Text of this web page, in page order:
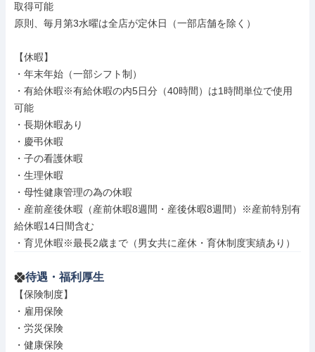
取得可能
原則、毎月第3水曜は全店が定休日（一部店舗を除く）
【休暇】
・年末年始（一部シフト制）
・有給休暇※有給休暇の内5日分（40時間）は1時間単位で使用
可能
・長期休暇あり
・慶弔休暇
・子の看護休暇
・生理休暇
・母性健康管理の為の休暇
・産前産後休暇（産前休暇8週間・産後休暇8週間）※産前特別有
給休暇14日間含む
・育児休暇※最長2歳まで（男女共に産休・育休制度実績あり）
待遇・福利厚生
【保険制度】
・雇用保険
・労災保険
・健康保険